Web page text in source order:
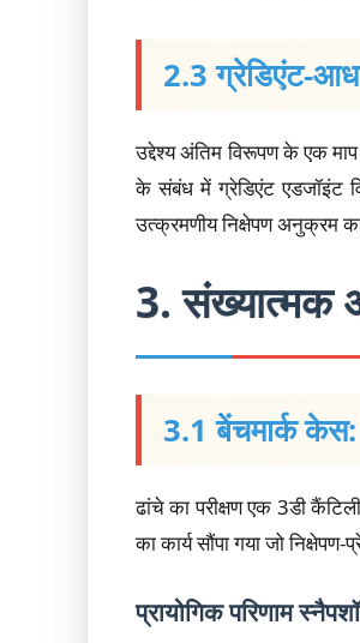
2.3 ग्रेडिएंट-
उद्देश्य अंतिम विरूपण के एक
के संबंध में ग्रेडिएंट एडजॉइंट
उत्क्रमणीय निक्षेपण अनुक्रम
3. संख्यात्मक
3.1 बेंचमार्क केस:
ढांचे का परीक्षण एक 3डी
का कार्य सौंपा गया जो
प्रायोगिक परिणाम